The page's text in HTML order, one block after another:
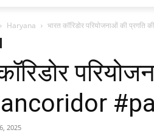
Haryana भारत कॉरिडोर परियोजनाओं की
2025